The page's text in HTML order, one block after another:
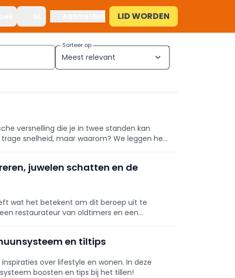
LID WORDEN
Meest relevant expand_more
Sorteer op
versnelling die je in twee standen kan
snelheid, maar waarom? We leggen het
juwelen schatten en de
wat het betekent om dit beroep uit te
restaurateur van oldtimers en een
en tiltips
over lifestyle en wonen. In deze
boosten en tips bij het tillen!